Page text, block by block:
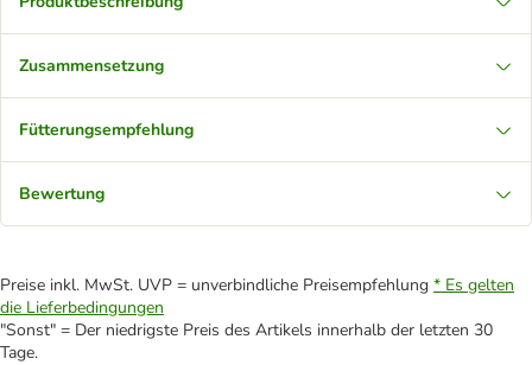
Zusammensetzung
Fütterungsempfehlung
Bewertung
Preise inkl. MwSt. UVP = unverbindliche Preisempfehlung * Es gelten
die Lieferbedingungen
"Sonst" = Der niedrigste Preis des Artikels innerhalb der letzten 30
Tage.